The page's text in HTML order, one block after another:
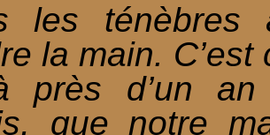
les
la main.
près d’un
que notre